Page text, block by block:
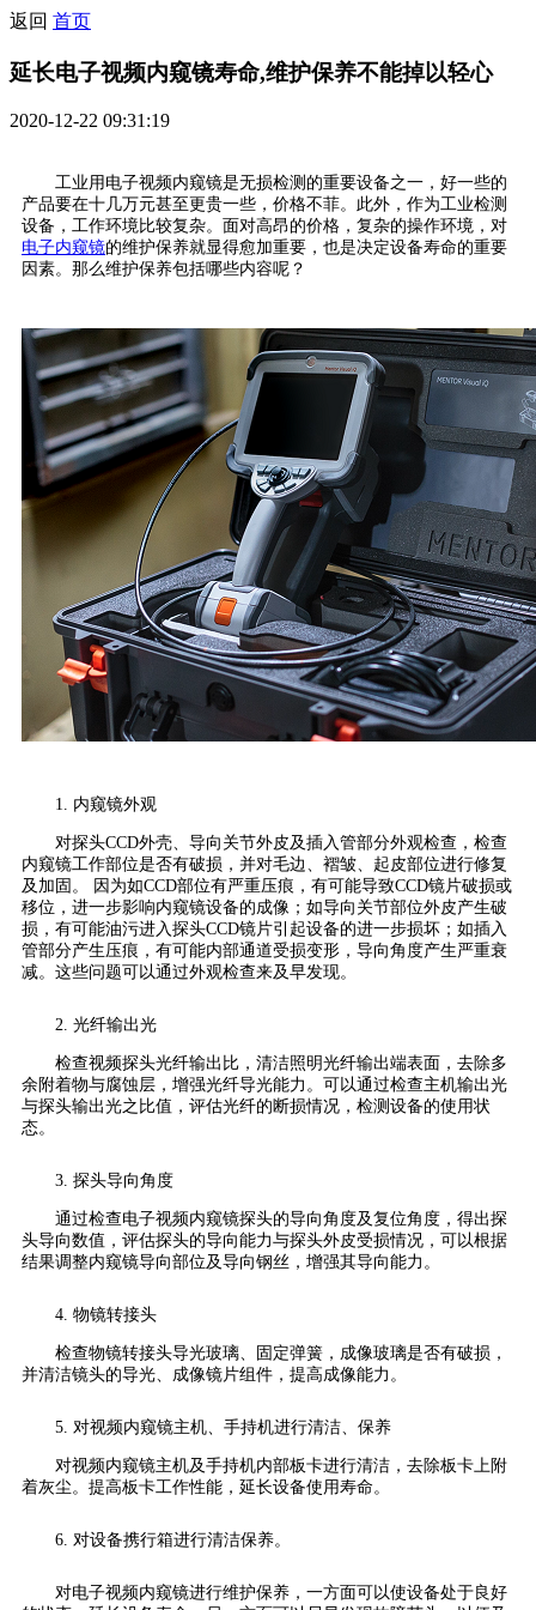
返回 首页
延长电子视频内窥镜寿命,维护保养不能掉以轻心
2020-12-22 09:31:19
工业用电子视频内窥镜是无损检测的重要设备之一，好一些的
产品要在十几万元甚至更贵一些，价格不菲。此外，作为工业检测
设备，工作环境比较复杂。面对高昂的价格，复杂的操作环境，对
电子内窥镜的维护保养就显得愈加重要，也是决定设备寿命的重要
因素。那么维护保养包括哪些内容呢？
1. 内窥镜外观
对探头CCD外壳、导向关节外皮及插入管部分外观检查，检查
内窥镜工作部位是否有破损，并对毛边、褶皱、起皮部位进行修复
及加固。 因为如CCD部位有严重压痕，有可能导致CCD镜片破损或
移位，进一步影响内窥镜设备的成像；如导向关节部位外皮产生破
损，有可能油污进入探头CCD镜片引起设备的进一步损坏；如插入
管部分产生压痕，有可能内部通道受损变形，导向角度产生严重衰
减。这些问题可以通过外观检查来及早发现。
2. 光纤输出光
检查视频探头光纤输出比，清洁照明光纤输出端表面，去除多
余附着物与腐蚀层，增强光纤导光能力。可以通过检查主机输出光
与探头输出光之比值，评估光纤的断损情况，检测设备的使用状
态。
3. 探头导向角度
通过检查电子视频内窥镜探头的导向角度及复位角度，得出探
头导向数值，评估探头的导向能力与探头外皮受损情况，可以根据
结果调整内窥镜导向部位及导向钢丝，增强其导向能力。
4. 物镜转接头
检查物镜转接头导光玻璃、固定弹簧，成像玻璃是否有破损，
并清洁镜头的导光、成像镜片组件，提高成像能力。
5. 对视频内窥镜主机、手持机进行清洁、保养
对视频内窥镜主机及手持机内部板卡进行清洁，去除板卡上附
着灰尘。提高板卡工作性能，延长设备使用寿命。
6. 对设备携行箱进行清洁保养。
对电子视频内窥镜进行维护保养，一方面可以使设备处于良好